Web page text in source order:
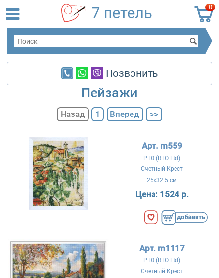
0
7 петель
Позвонить
Пейзажи
Назад 1 Вперед >>
Арт. m559
РТО (RTO Ltd)
Счетный Крест
25x32.5 см
Цена: 1524 р.
Арт. m1117
РТО (RTO Ltd)
Счетный Крест